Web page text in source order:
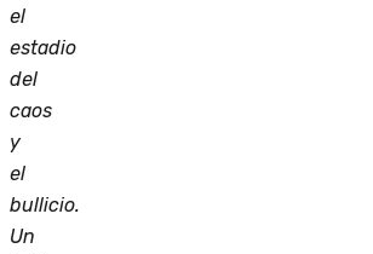
el
estadio
del
caos
y
el
bullicio.
Un